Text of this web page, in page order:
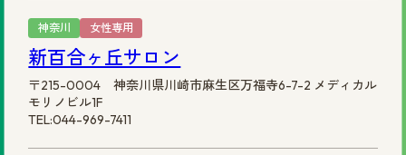
神奈川 女性専用
新百合ヶ丘サロン
〒215-0004 神奈川県川崎市麻生区万福寺6-7-2 メディカル
モリノビル1F
TEL:044-969-7411